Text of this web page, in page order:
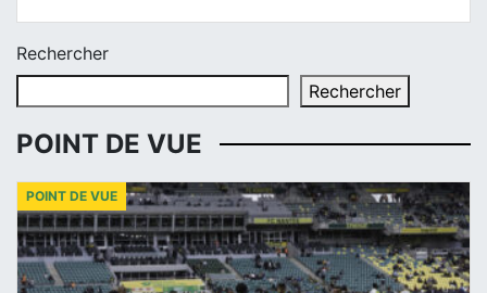
Rechercher
Rechercher
POINT DE VUE
POINT DE VUE